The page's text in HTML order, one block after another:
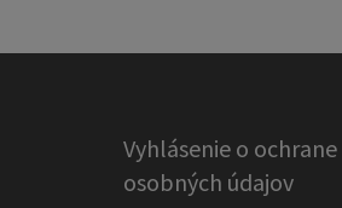
Vyhlásenie o ochrane
osobných údajov